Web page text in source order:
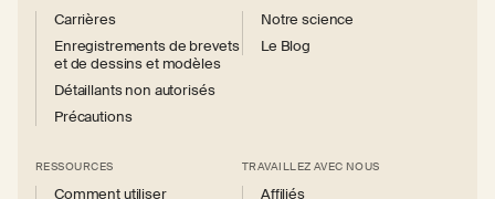
Carrières
Enregistrements de brevets
et de dessins et modèles
Détaillants non autorisés
Précautions
Notre science
Le Blog
RESSOURCES
Comment utiliser
TRAVAILLEZ AVEC NOUS
Affiliés